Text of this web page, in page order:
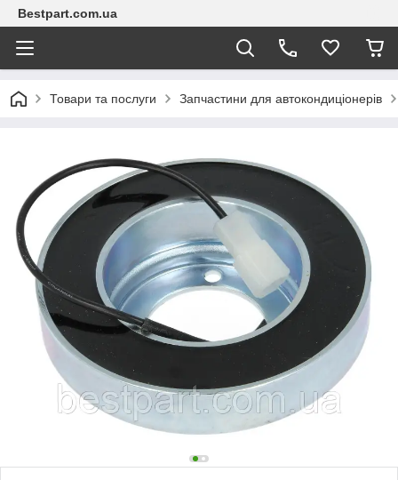
Bestpart.com.ua
Товари та послуги Запчастини для автокондиціонерів